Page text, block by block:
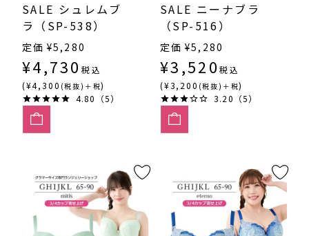
SALE シュレムブ
ラ（SP-538）
定価 ¥5,280
¥4,730 税込
(¥4,300 (税抜)＋税)
4.80（5）
SALE ニーナブラ
（SP-516）
定価 ¥5,280
¥3,520 税込
(¥3,200 (税抜)＋税)
3.20（5）